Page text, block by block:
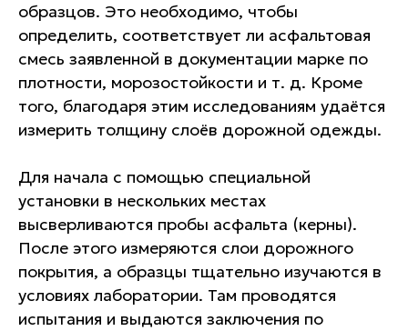
образцов. Это необходимо, чтобы
определить, соответствует ли асфальтовая
смесь заявленной в документации марке по
плотности, морозостойкости и т. д. Кроме
того, благодаря этим исследованиям удаётся
измерить толщину слоёв дорожной одежды.
Для начала с помощью специальной
установки в нескольких местах
высверливаются пробы асфальта (керны).
После этого измеряются слои дорожного
покрытия, а образцы тщательно изучаются в
условиях лаборатории. Там проводятся
испытания и выдаются заключения по
Несколько причин, почему стоит
выбрать именно наш
испытательный центр
ПОЧЕМУ ВЫБИРАЮТ
НАС?